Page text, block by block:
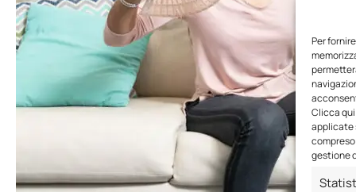
Per
Clicca
applicate
gestione